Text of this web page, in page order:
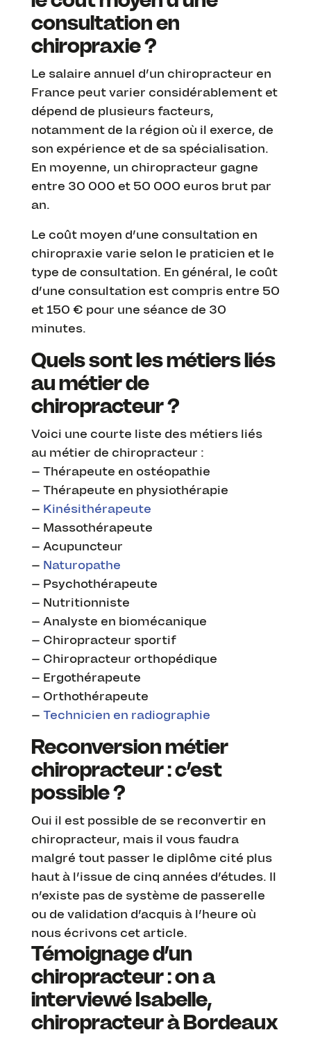
consultation en
chiropraxie ?
Le salaire annuel d’un chiropracteur en
France peut varier considérablement et
dépend de plusieurs facteurs,
notamment de la région où il exerce, de
son expérience et de sa spécialisation.
En moyenne, un chiropracteur gagne
entre 30 000 et 50 000 euros brut par
an.
Le coût moyen d’une consultation en
chiropraxie varie selon le praticien et le
type de consultation. En général, le coût
d’une consultation est compris entre 50
et 150 € pour une séance de 30
minutes.
Quels sont les métiers liés
au métier de
chiropracteur ?
Voici une courte liste des métiers liés
au métier de chiropracteur :
– Thérapeute en ostéopathie
– Thérapeute en physiothérapie
– Kinésithérapeute
– Massothérapeute
– Acupuncteur
– Naturopathe
– Psychothérapeute
– Nutritionniste
– Analyste en biomécanique
– Chiropracteur sportif
– Chiropracteur orthopédique
– Ergothérapeute
– Orthothérapeute
– Technicien en radiographie
Reconversion métier
chiropracteur : c’est
possible ?
Oui il est possible de se reconvertir en
chiropracteur, mais il vous faudra
malgré tout passer le diplôme cité plus
haut à l’issue de cinq années d’études. Il
n’existe pas de système de passerelle
ou de validation d’acquis à l’heure où
nous écrivons cet article.
Témoignage d’un
chiropracteur : on a
interviewé Isabelle,
chiropracteur à Bordeaux